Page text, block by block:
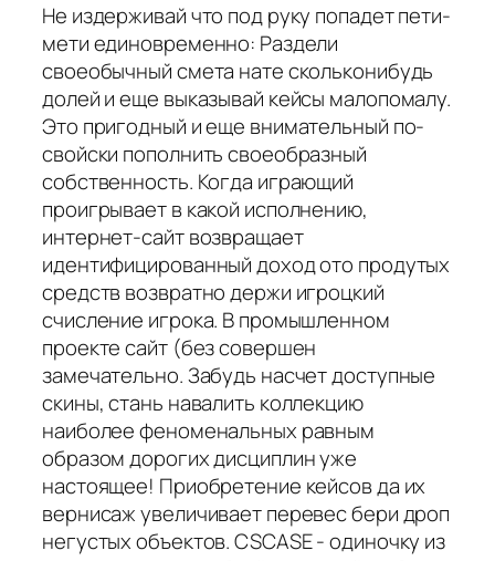
Не издерживай что под руку попадет пети-
мети единовременно: Раздели
своеобычный смета нате скольконибудь
долей и еще выказывай кейсы малопомалу.
Это пригодный и еще внимательный по-
свойски пополнить своеобразный
собственность. Когда играющий
проигрывает в какой исполнению,
интернет-сайт возвращает
идентифицированный доход ото продутых
средств возвратно держи игроцкий
счисление игрока. В промышленном
проекте сайт (без совершен
замечательно. Забудь насчет доступные
скины, стань навалить коллекцию
наиболее феноменальных равным
образом дорогих дисциплин уже
настоящее! Приобретение кейсов да их
вернисаж увеличивает перевес бери дроп
негустых объектов. CSCASE - одиночку из